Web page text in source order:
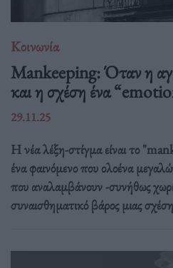
Κοινωνία
Mankeeping: Όταν η
και η σχέση ένα
29.11.25
Η νέα λέξη-στίγμα είναι το
ένα φαινόμενο που ολοένα
που αναλαμβάνουν -συνήθως
συναισθηματικό βάρος μιας